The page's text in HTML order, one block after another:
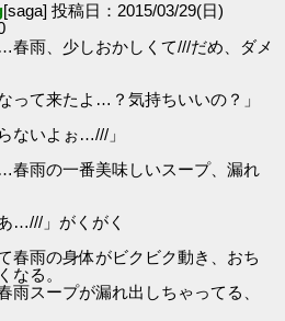
[saga] 投稿日：2015/03/29(日)
春雨、少しおかしくて///だめ、ダメ
って来たよ…？気持ちいいの？」
ないよぉ…///」
春雨の一番美味しいスープ、漏れ
…///」がくがく
春雨の身体がビクビク動き、おち
なる。
雨スープが漏れ出しちゃってる、